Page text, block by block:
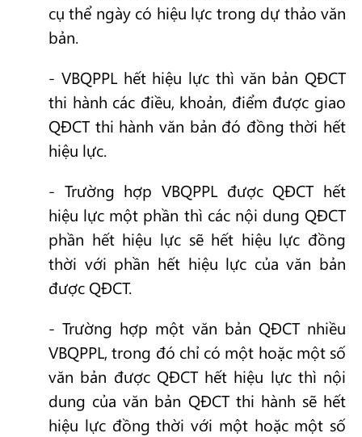
cụ thể ngày có hiệu lực trong dự thảo văn
bản.
- VBQPPL hết hiệu lực thì văn bản QĐCT
thi hành các điều, khoản, điểm được giao
QĐCT thi hành văn bản đó đồng thời hết
hiệu lực.
- Trường hợp VBQPPL được QĐCT hết
hiệu lực một phần thì các nội dung QĐCT
phần hết hiệu lực sẽ hết hiệu lực đồng
thời với phần hết hiệu lực của văn bản
được QĐCT.
- Trường hợp một văn bản QĐCT nhiều
VBQPPL, trong đó chỉ có một hoặc một số
văn bản được QĐCT hết hiệu lực thì nội
dung của văn bản QĐCT thi hành sẽ hết
hiệu lực đồng thời với một hoặc một số